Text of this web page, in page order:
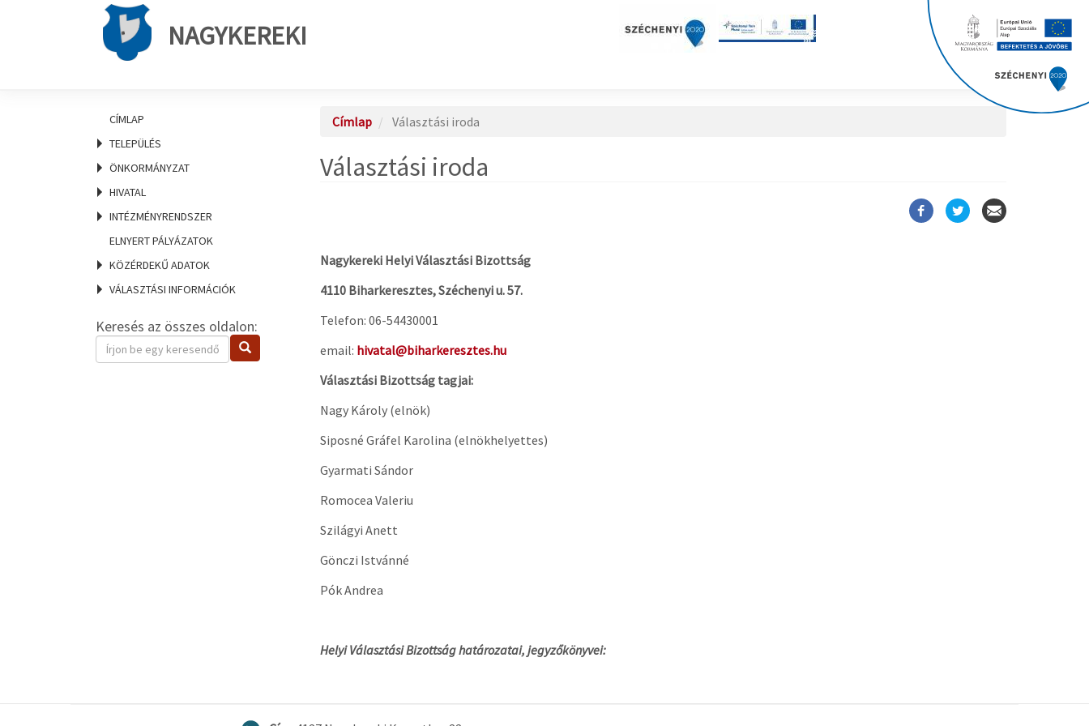
NAGYKEREKI
CÍMLAP
TELEPÜLÉS
ÖNKORMÁNYZAT
HIVATAL
INTÉZMÉNYRENDSZER
ELNYERT PÁLYÁZATOK
KÖZÉRDEKŰ ADATOK
VÁLASZTÁSI INFORMÁCIÓK
Keresés az összes oldalon:
Keresendő
kifejezés
Keresés
Címlap Választási iroda
Választási iroda
Nagykereki Helyi Választási Bizottság
4110 Biharkeresztes, Széchenyi u. 57.
Telefon: 06-54430001
email: hivatal@biharkeresztes.hu
Választási Bizottság tagjai:
Nagy Károly (elnök)
Siposné Gráfel Karolina (elnökhelyettes)
Gyarmati Sándor
Romocea Valeriu
Szilágyi Anett
Gönczi Istvánné
Pók Andrea
Helyi Választási Bizottság határozatai, jegyzőkönyvei: